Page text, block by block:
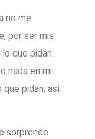
no me
por ser mis
que pidan.
nada en mi
que pidan; así
sorprende